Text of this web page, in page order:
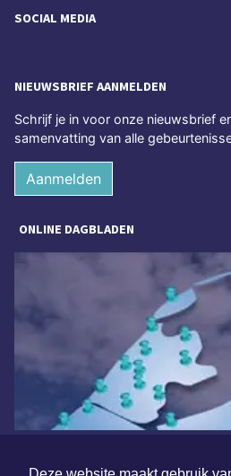
SOCIAL MEDIA
NIEUWSBRIEF AANMELDEN
Schrijf je in voor onze nieuwsbrief
samenvatting van alle
Aanmelden
ONLINE DAGBLADEN